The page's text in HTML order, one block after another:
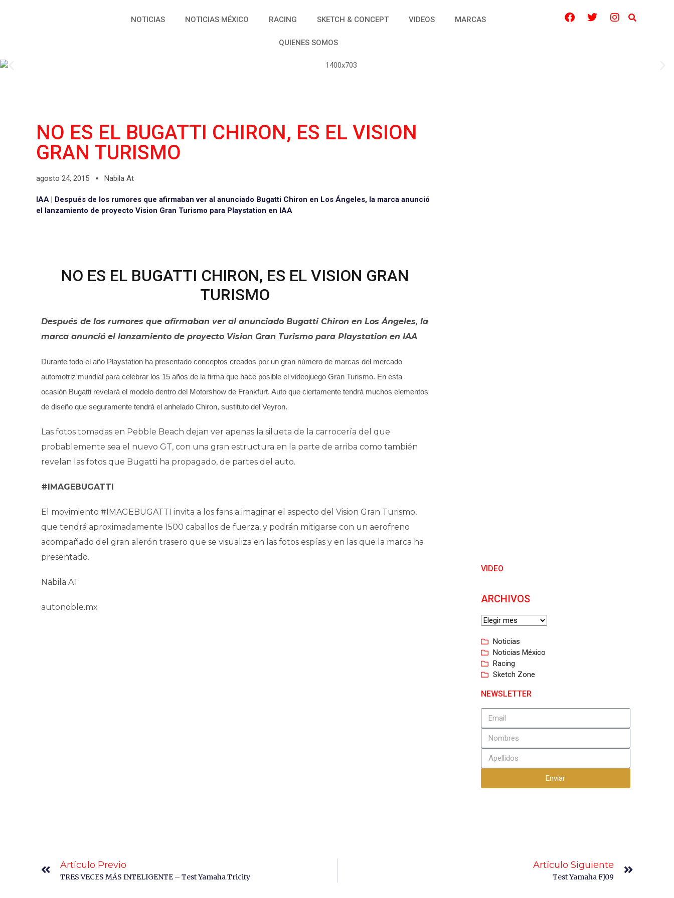
NOTICIAS NOTICIAS MÉXICO RACING SKETCH & CONCEPT VIDEOS MARCAS
QUIENES SOMOS
NO ES EL BUGATTI CHIRON, ES EL VISION
GRAN TURISMO
agosto 24, 2015 Nabila At
IAA | Después de los rumores que afirmaban ver al anunciado Bugatti Chiron en Los Ángeles, la marca anunció
el lanzamiento de proyecto Vision Gran Turismo para Playstation en IAA
NO ES EL BUGATTI CHIRON, ES EL VISION GRAN
TURISMO
Después de los rumores que afirmaban ver al anunciado Bugatti Chiron en Los Ángeles, la
marca anunció el lanzamiento de proyecto Vision Gran Turismo para Playstation en IAA
Durante todo el año Playstation ha presentado conceptos creados por un gran número de marcas del mercado
automotriz mundial para celebrar los 15 años de la firma que hace posible el videojuego Gran Turismo. En esta
ocasión Bugatti revelará el modelo dentro del Motorshow de Frankfurt. Auto que ciertamente tendrá muchos elementos
de diseño que seguramente tendrá el anhelado Chiron, sustituto del Veyron.
Las fotos tomadas en Pebble Beach dejan ver apenas la silueta de la carrocería del que
probablemente sea el nuevo GT, con una gran estructura en la parte de arriba como también
revelan las fotos que Bugatti ha propagado, de partes del auto.
#IMAGEBUGATTI
El movimiento #IMAGEBUGATTI invita a los fans a imaginar el aspecto del Vision Gran Turismo,
que tendrá aproximadamente 1500 caballos de fuerza, y podrán mitigarse con un aerofreno
acompañado del gran alerón trasero que se visualiza en las fotos espías y en las que la marca ha
presentado.
Nabila AT
autonoble.mx
VIDEO
ARCHIVOS
Noticias
Noticias México
Racing
Sketch Zone
NEWSLETTER
Enviar
Artículo Previo
TRES VECES MÁS INTELIGENTE – Test Yamaha Tricity
Artículo Siguiente
Test Yamaha FJ09